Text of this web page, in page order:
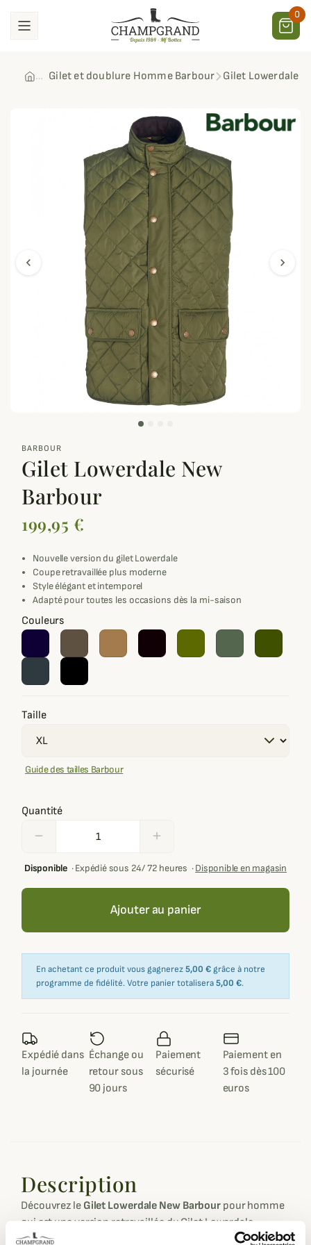
0
Gilet et doublure Homme Barbour Gilet Lowerdale
chevron_left chevron_right
BARBOUR
Gilet Lowerdale New
Barbour
199,95 €
Nouvelle version du gilet Lowerdale
Coupe retravaillée plus moderne
Style élégant et intemporel
Adapté pour toutes les occasions dès la mi-saison
Couleurs
Taille
Guide des tailles Barbour
Quantité
remove add
Disponible·Expédié sous 24/ 72 heures ·Disponible en magasin
Ajouter au panier
En achetant ce produit vous gagnerez5,00 € grâce à notre
programme de fidélité. Votre panier totalisera5,00 €.
Expédié dans
la journée
Échange ou
retour sous
90 jours
Paiement
sécurisé
Paiement en
3 fois dès 100
euros
Description
Découvrez le Gilet Lowerdale New Barbour pour homme
qui est une version retravaillée du Gilet Lowerdale.